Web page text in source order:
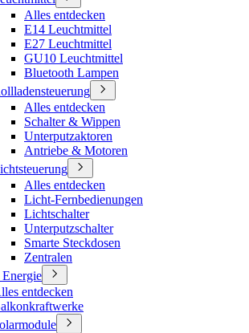
Alles entdecken
E14 Leuchtmittel
E27 Leuchtmittel
GU10 Leuchtmittel
Bluetooth Lampen
Alles entdecken
Schalter & Wippen
Unterputzaktoren
Antriebe & Motoren
Alles entdecken
Licht-Fernbedienungen
Lichtschalter
Unterputzschalter
Smarte Steckdosen
Zentralen
entdecken